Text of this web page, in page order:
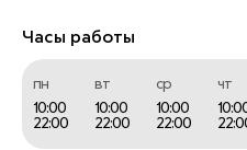
Часы работы
пн
10:00
22:00
вт
10:00
22:00
ср
10:00
22:00
чт